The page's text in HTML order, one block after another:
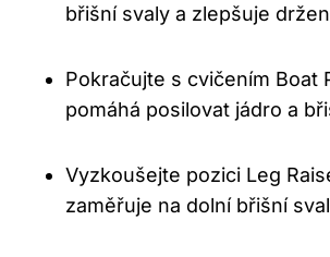
břišní svaly a zlepšuje​
Pokračujte s cvičením Boat
pomáhá posilovat jádro a
Vyzkoušejte pozici Leg
zaměřuje ‌na ‌dolní břišní